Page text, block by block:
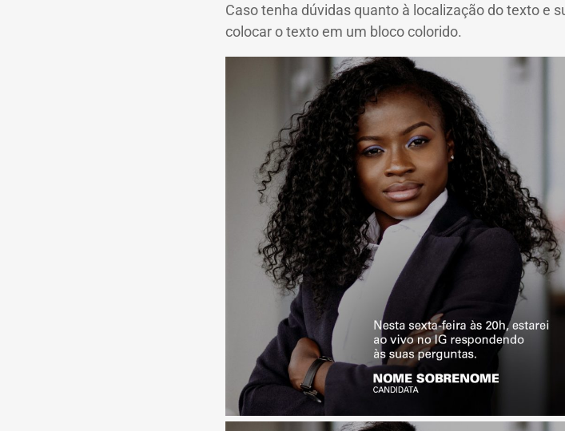
Caso tenha dúvidas quanto à localização do texto e
colocar o texto em um bloco colorido.